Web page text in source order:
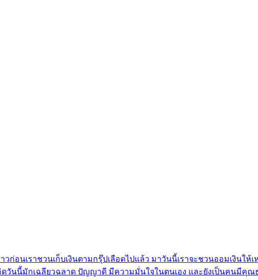
ก่อนเราชวนเก็บเงินตามกรุ๊ปเลือดไปแล้ว มาวันนี้เราจะชวนออมเงินใ
นนี้มักเฉลียวฉลาด ปัญญาดี มีความมั่นใจในตนเอง และยังเป็นคนมีคุณ